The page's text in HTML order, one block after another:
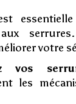
votre
vos
les